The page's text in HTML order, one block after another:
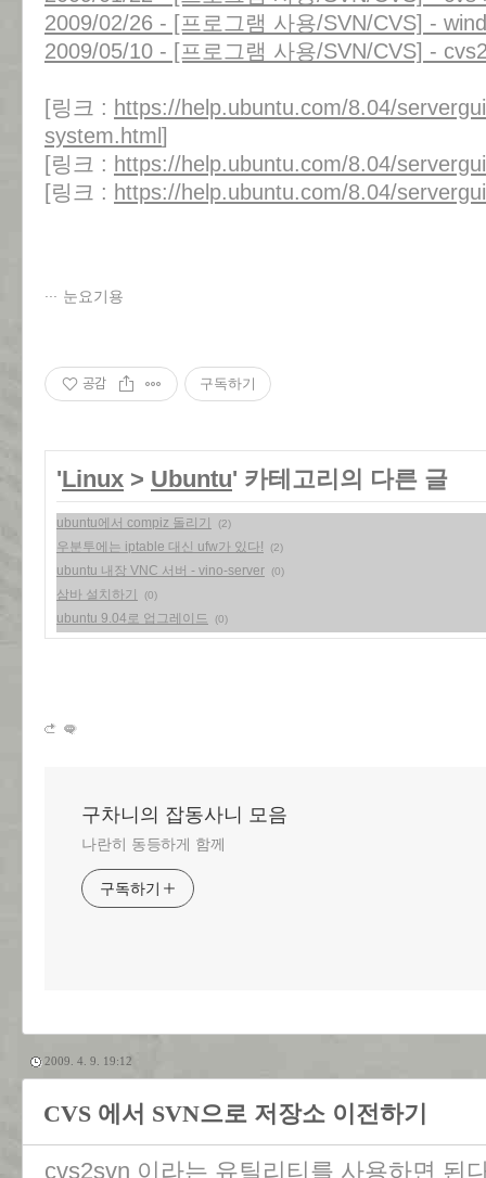
2009/02/26 - [프로그램 사용/SVN/CVS] -
2009/05/10 - [프로그램 사용/SVN/CVS] -
[링크 : https://help.ubuntu.com/8.04/
system.html ]
[링크 : https://help.ubuntu.com/8.04/
[링크 : https://help.ubuntu.com/8.04/
눈요기용
공감 구독하기
'Linux > Ubuntu' 카테고리의 다른 글
ubuntu에서 compiz 돌리기 (2)
우분투에는 iptable 대신 ufw가 있다! (2)
ubuntu 내장 VNC 서버 - vino-server (0)
삼바 설치하기 (0)
ubuntu 9.04로 업그레이드 (0)
구차니의 잡동사니 모음
나란히 동등하게 함께
구독하기
2009. 4. 9. 19:12
CVS 에서 SVN으로 저장소 이전하기
cvs2svn 이라는 유틸리티를 사용하면 된